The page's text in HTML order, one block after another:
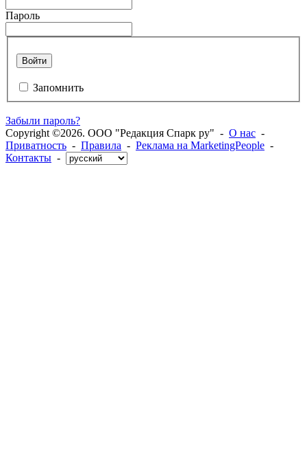
Пароль
Войти
Запомнить
Забыли пароль?
Copyright ©2026. ООО "Редакция Спарк ру" - О нас -
Приватность - Правила - Реклама на MarketingPeople -
Контакты -